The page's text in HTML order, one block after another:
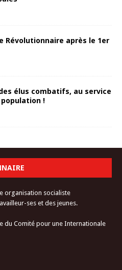
Révolutionnaire après le 1er
élus combatifs, au service
!
organisation socialiste
ses et des jeunes.
du Comité pour une Internationale